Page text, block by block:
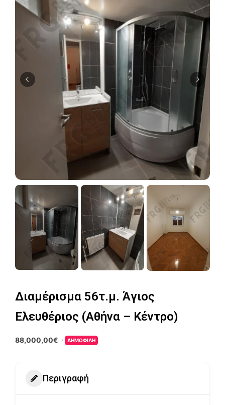
Διαμέρισμα 56τ.μ. Άγιος
Ελευθέριος (Αθήνα – Κέντρο)
88,000,00€ ΔΗΜΟΦΙΛΉ
Περιγραφή